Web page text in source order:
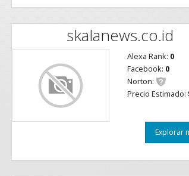
skalanews.co.id
Alexa Rank: 0
Facebook: 0
Norton:
Precio Estimado:
Explorar